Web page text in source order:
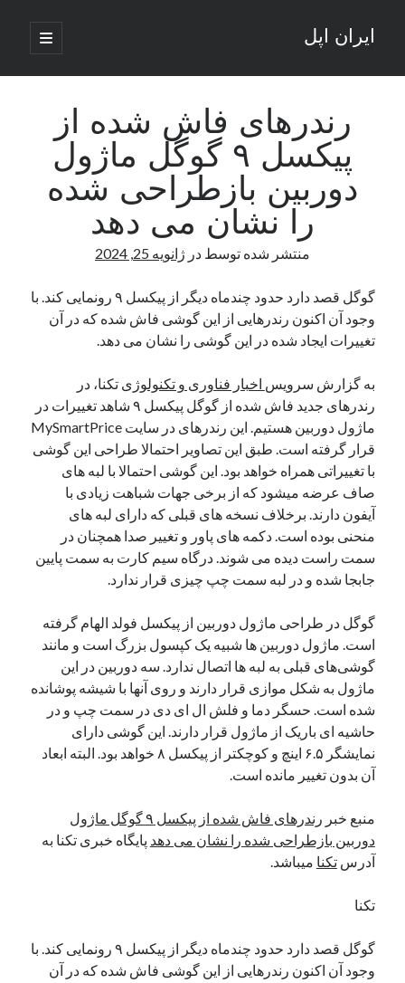
ایران اپل
باز
کردن
اصلی
نوار
نوشته‌های تازه
راه‌های اتصال موبایل و کامپیوتر به یکدیگر: تجربه‌ای یکپارچه و کاربردی
انتقاد کاربران از اتمام زودهنگام بسته‌های اینترنت ایرانسل همزمان با شرایط
ادعای نت‌بلاکس: قطعی اینترنت ایران بیش از 120 ساعت ادامه یافت؛ اتصال
قطعی اینترنت در ایران از مرز 48 ساعت گذشت!
گوشی HMD Luma با دوربین 50 مگاپیکسل و نمایشگر 120 هرتز رونمایی شد
آخرین دیدگاه‌ها
یک نویسنده دیدگاه وردپرس در تعمیرات تخصصی فیس آیدی
بایگانی‌ها
مارس 2026
دسامبر 2025
نوامبر 2025
آگوست 2025
جولای 2025
ژوئن 2025
می 2025
مارس 2025
فوریه 2025
ژانویه 2025
نوامبر 2024
اکتبر 2024
سپتامبر 2024
ژوئن 2024
می 2024
رندرهای فاش شده از
پیکسل ۹ گوگل ماژول
دوربین بازطراحی شده
را نشان می دهد
منتشر شده توسط در ژانویه 25, 2024
گوگل قصد دارد حدود چندماه دیگر از پیکسل ۹ رونمایی کند. با
وجود آن اکنون رندرهایی از این گوشی فاش شده که در آن
تغییرات ایجاد شده در این گوشی را نشان می دهد.
به گزارش سرویس اخبار فناوری و تکنولوژی تکنا، در
رندرهای جدید فاش شده از گوگل پیکسل ۹ شاهد تغییرات در
ماژول دوربین هستیم. این رندرهای در سایت MySmartPrice
قرار گرفته است. طبق این تصاویر احتمالا طراحی این گوشی
با تغییراتی همراه خواهد بود. این گوشی احتمالا با لبه های
صاف عرضه میشود که از برخی جهات شباهت زیادی با
آیفون دارند. برخلاف نسخه های قبلی که دارای لبه های
منحنی بوده است. دکمه های پاور و تغییر صدا همچنان در
سمت راست دیده می شوند. درگاه سیم کارت به سمت پایین
جابجا شده و در لبه سمت چپ چیزی قرار ندارد.‌
گوگل در طراحی ماژول دوربین از پیکسل فولد الهام گرفته
است. ماژول دوربین ها شبیه یک کپسول بزرگ است و مانند
گوشی‌های قبلی به لبه ها اتصال ندارد. سه دوربین در این
ماژول به شکل موازی قرار دارند و روی آنها با شیشه پوشانده
شده است. حسگر دما و فلش ال ای دی در سمت چپ و در
حاشیه ای باریک از ماژول قرار دارند. این گوشی دارای
نمایشگر ۶.۵ اینچ و کوچکتر از پیکسل ۸ خواهد بود. البته ابعاد
آن بدون تغییر مانده است.
منبع خبر
رندرهای فاش شده از پیکسل ۹ گوگل ماژول
دوربین بازطراحی شده را نشان می دهد پایگاه خبری تکنا به
آدرستکنا میباشد.
تکنا
گوگل قصد دارد حدود چندماه دیگر از پیکسل ۹ رونمایی کند. با
وجود آن اکنون رندرهایی از این گوشی فاش شده که در آن